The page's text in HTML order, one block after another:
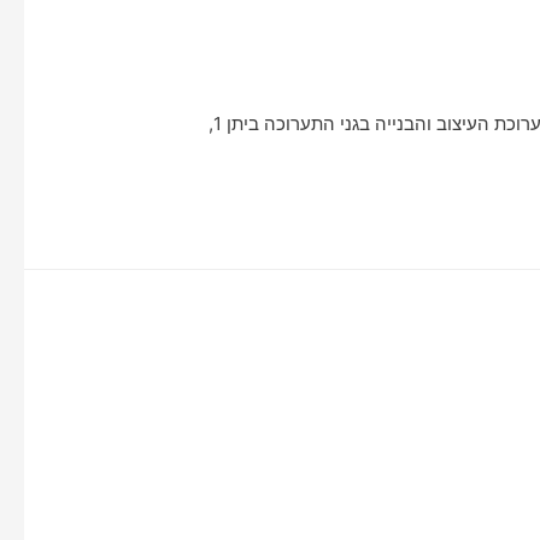
כנס הבנייה והעיצוב 2020 חברת מבט מציגה בכנס הבנייה והעיצוב 2020 חברת מבט גאה להציג את חלק ממוצרי החברה התערוכת העיצוב והבנייה בגני התערוכה ביתן 1,